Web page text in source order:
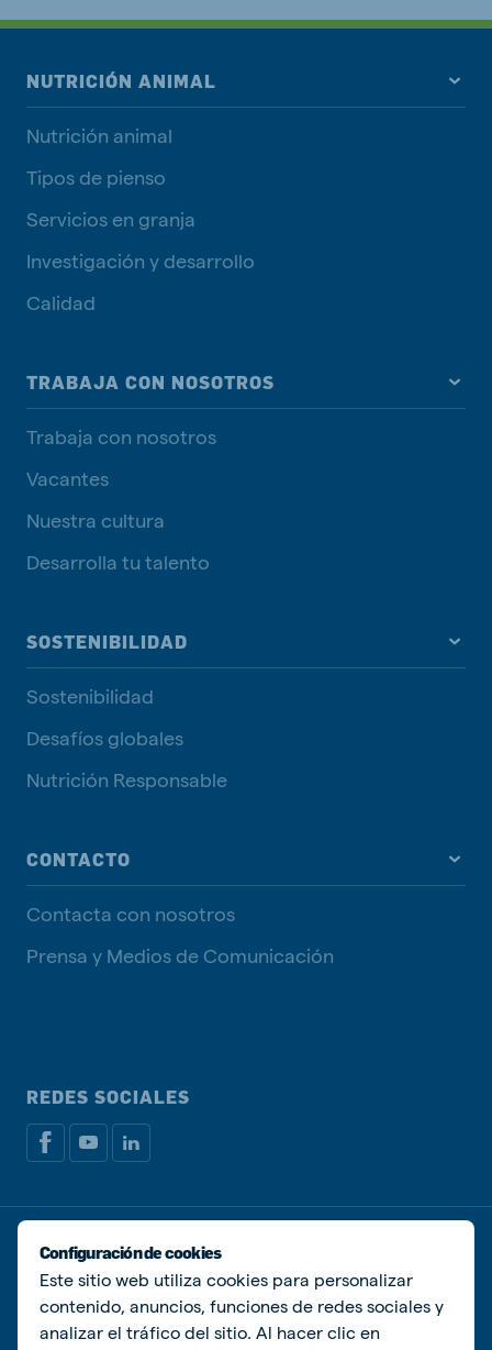
NUTRICIÓN ANIMAL
Nutrición animal
Tipos de pienso
Servicios en granja
Investigación y desarrollo
Calidad
TRABAJA CON NOSOTROS
Trabaja con nosotros
Vacantes
Nuestra cultura
Desarrolla tu talento
SOSTENIBILIDAD
Sostenibilidad
Desafíos globales
Nutrición Responsable
CONTACTO
Contacta con nosotros
Prensa y Medios de Comunicación
REDES SOCIALES
Política de privacidadPolítica de Cookies
Administrar Cookies
© De Heus Animal Nutrition
Configuración de cookies
Este sitio web utiliza cookies para personalizar
contenido, anuncios, funciones de redes sociales y
analizar el tráfico del sitio. Al hacer clic en